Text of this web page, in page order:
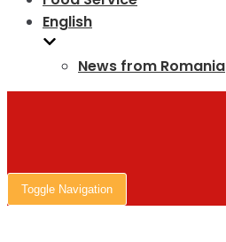
English
News from Romania
Toggle Navigation